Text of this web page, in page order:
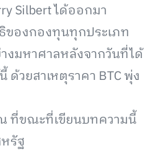
Silbert ได้ออกมา
องกองทุนทุกประเภท
งมหาศาลหลังจากวันที่ได้
วยสาเหตุราคา BTC พุ่ง
ที่ขณะที่เขียนบทความนี้
รัฐ